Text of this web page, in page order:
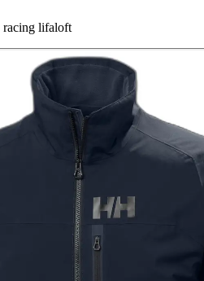
racing lifaloft